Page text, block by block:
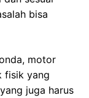
bisa
motor
fisik yang
juga harus